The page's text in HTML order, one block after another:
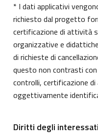
* I dati applicativi
richiesto dal progetto
certificazione di attività
organizzative e
di richieste di
questo non contrasti
controlli, certificazione
oggettivamente
Diritti degli interessati